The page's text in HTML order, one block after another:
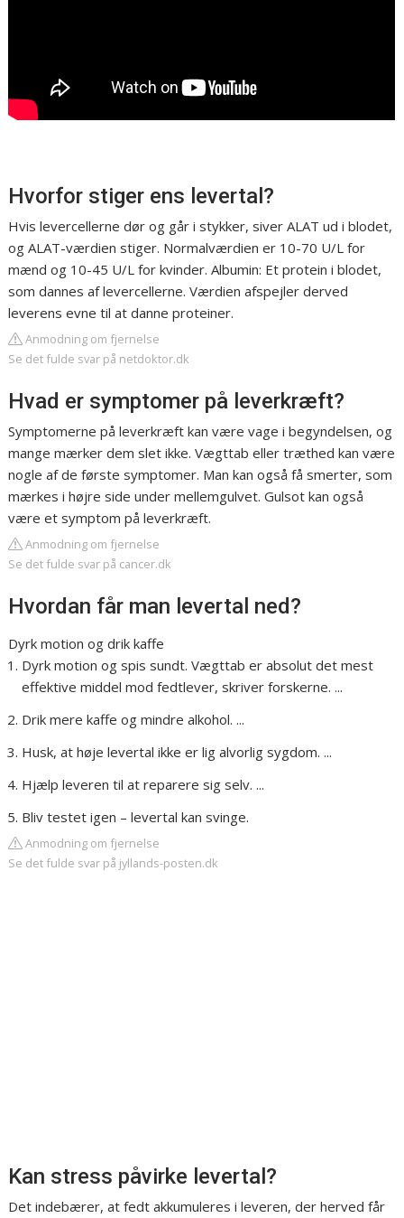
Hvorfor stiger ens levertal?
Hvis levercellerne dør og går i stykker, siver ALAT ud i blodet,
og ALAT-værdien stiger. Normalværdien er 10-70 U/L for
mænd og 10-45 U/L for kvinder. Albumin: Et protein i blodet,
som dannes af levercellerne. Værdien afspejler derved
leverens evne til at danne proteiner.
Anmodning om fjernelse
Se det fulde svar på netdoktor.dk
Hvad er symptomer på leverkræft?
Symptomerne på leverkræft kan være vage i begyndelsen, og
mange mærker dem slet ikke. Vægttab eller træthed kan være
nogle af de første symptomer. Man kan også få smerter, som
mærkes i højre side under mellemgulvet. Gulsot kan også
være et symptom på leverkræft.
Anmodning om fjernelse
Se det fulde svar på cancer.dk
Hvordan får man levertal ned?
Dyrk motion og drik kaffe
Dyrk motion og spis sundt. Vægttab er absolut det mest
effektive middel mod fedtlever, skriver forskerne. ...
Drik mere kaffe og mindre alkohol. ...
Husk, at høje levertal ikke er lig alvorlig sygdom. ...
Hjælp leveren til at reparere sig selv. ...
Bliv testet igen – levertal kan svinge.
Anmodning om fjernelse
Se det fulde svar på jyllands-posten.dk
Kan stress påvirke levertal?
Det indebærer, at fedt akkumuleres i leveren, der herved får